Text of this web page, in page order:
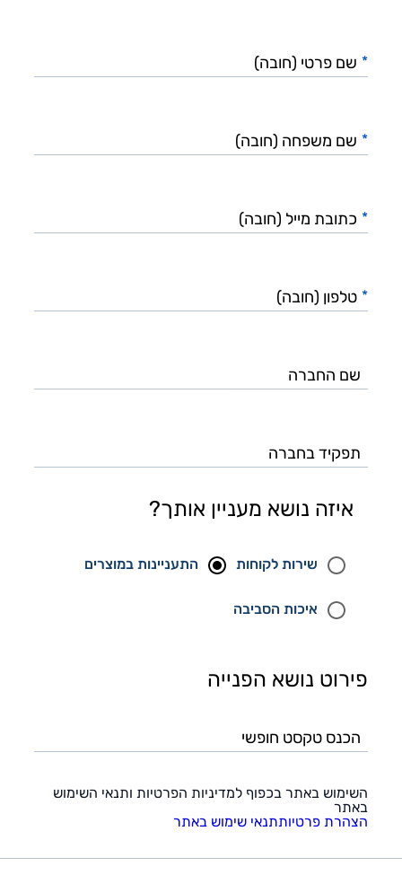
(חובה)*
(חובה)*
(חובה)*
*
איזה נושא מעניין אותך?
שירות לקוחות התעניינות במוצרים
איכות הסביבה
פירוט נושא הפנייה
חופשי
השימוש באתר בכפוף למדיניות הפרטיות ותנאי השימוש
באתר
הצהרת פרטיותתנאי שימוש באתר